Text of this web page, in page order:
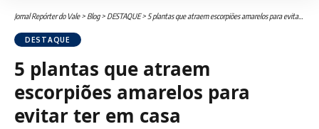
Jornal Repórter do Vale> Blog> DESTAQUE> 5 plantas que atraem escorpiões amarelos para evitar ter em casa
DESTAQUE
5 plantas que atraem
escorpiões amarelos para
evitar ter em casa